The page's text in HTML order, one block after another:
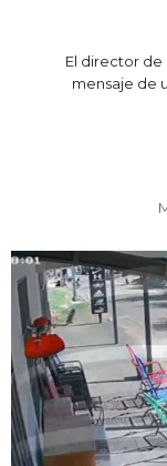
El director de
mensaje de